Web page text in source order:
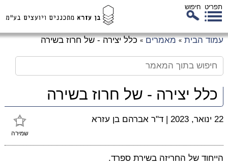
תפריט חיפוש
עמוד הבית » מאמרים » כלל יצירה - של חרוז בשירה
כלל יצירה - של חרוז בשירה
שמירה
22 ינואר, 2023 | ד"ר אברהם בן עזרא
הייחוד של החריזה בשירת ספרד.